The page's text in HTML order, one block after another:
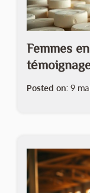
Femmes
Posted on: 9